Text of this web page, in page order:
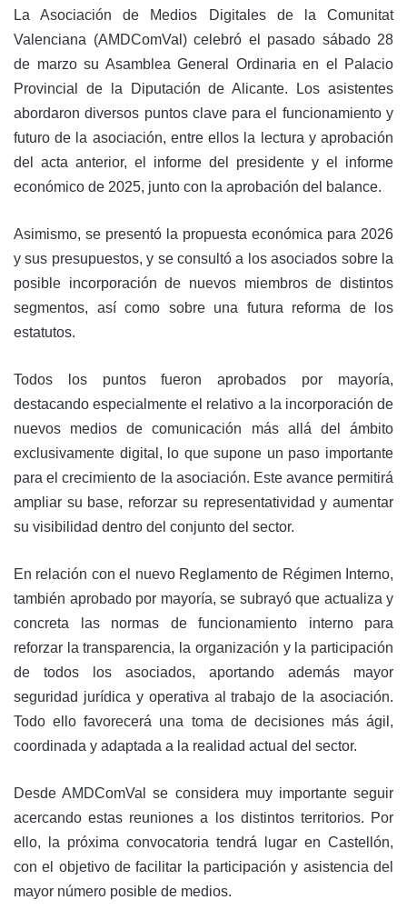
p
y
Li
n
k
ai
l
c
e
b
o
o
k
at
s
A
p
p
e
gr
a
m
m
p
ar
tir
La Asociación de Medios Digitales de la Comunitat
Valenciana (AMDComVal) celebró el pasado sábado 28
de marzo su Asamblea General Ordinaria en el Palacio
Provincial de la Diputación de Alicante. Los asistentes
abordaron diversos puntos clave para el funcionamiento y
futuro de la asociación, entre ellos la lectura y aprobación
del acta anterior, el informe del presidente y el informe
económico de 2025, junto con la aprobación del balance.
Asimismo, se presentó la propuesta económica para 2026
y sus presupuestos, y se consultó a los asociados sobre la
posible incorporación de nuevos miembros de distintos
segmentos, así como sobre una futura reforma de los
estatutos.
Todos los puntos fueron aprobados por mayoría,
destacando especialmente el relativo a la incorporación de
nuevos medios de comunicación más allá del ámbito
exclusivamente digital, lo que supone un paso importante
para el crecimiento de la asociación. Este avance permitirá
ampliar su base, reforzar su representatividad y aumentar
su visibilidad dentro del conjunto del sector.
En relación con el nuevo Reglamento de Régimen Interno,
también aprobado por mayoría, se subrayó que actualiza y
concreta las normas de funcionamiento interno para
reforzar la transparencia, la organización y la participación
de todos los asociados, aportando además mayor
seguridad jurídica y operativa al trabajo de la asociación.
Todo ello favorecerá una toma de decisiones más ágil,
coordinada y adaptada a la realidad actual del sector.
Desde AMDComVal se considera muy importante seguir
acercando estas reuniones a los distintos territorios. Por
ello, la próxima convocatoria tendrá lugar en Castellón,
con el objetivo de facilitar la participación y asistencia del
mayor número posible de medios.